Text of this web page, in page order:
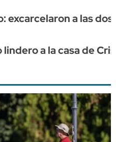
excarcelaron a las
a la casa de